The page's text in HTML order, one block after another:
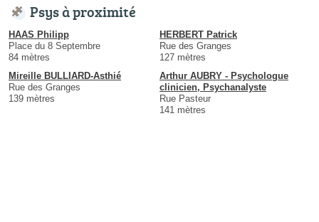
Psys à proximité
HAAS Philipp
Place du 8 Septembre
84 mètres
HERBERT Patrick
Rue des Granges
127 mètres
Mireille BULLIARD-Asthié
Rue des Granges
139 mètres
Arthur AUBRY - Psychologue
clinicien, Psychanalyste
Rue Pasteur
141 mètres